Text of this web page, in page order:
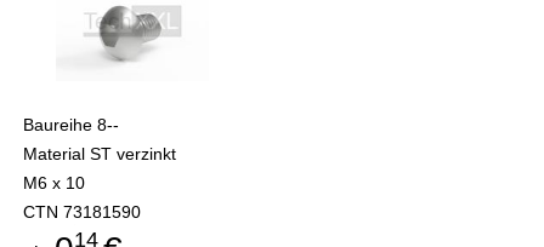
Baureihe 8--
Material ST verzinkt
M6 x 10
CTN 73181590
14